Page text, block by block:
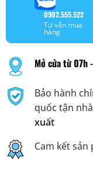
0902.555.522
Tư vấn mua
hàng
Mở cửa từ 07h
Bảo hành
quốc tận
xuất
Cam kết